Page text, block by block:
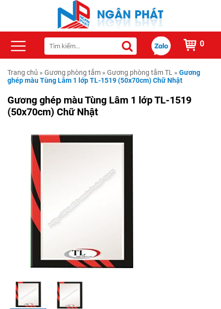
0
Trang chủ » Gương phòng tắm » Gương phòng tắm TL » Gương
ghép màu Tùng Lâm 1 lớp TL-1519 (50x70cm) Chữ Nhật
Gương ghép màu Tùng Lâm 1 lớp TL-1519
(50x70cm) Chữ Nhật